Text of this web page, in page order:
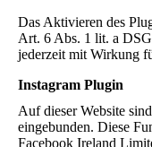
Das Aktivieren des
Art. 6 Abs. 1 lit. a
jederzeit mit Wirkung
Instagram Plugin
Auf dieser Website
eingebunden. Diese
Facebook Ireland